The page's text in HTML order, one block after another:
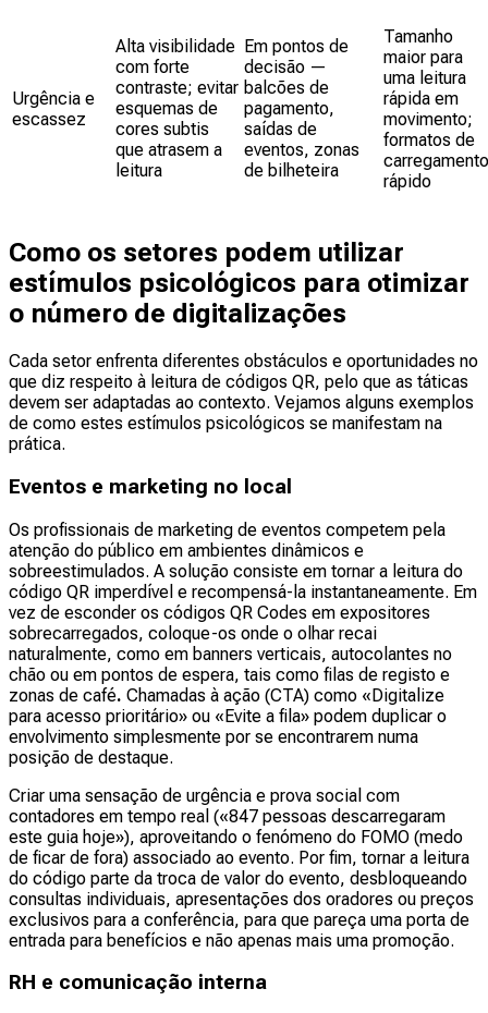
Urgência e
escassez
Alta visibilidade
com forte
contraste; evitar
esquemas de
cores subtis
que atrasem a
leitura
Em pontos de
decisão —
balcões de
pagamento,
saídas de
eventos, zonas
de bilheteira
Tamanho
maior para
uma leitura
rápida em
movimento;
formatos de
carregamento
rápido
Como os setores podem utilizar
estímulos psicológicos para otimizar
o número de digitalizações
Cada setor enfrenta diferentes obstáculos e oportunidades no
que diz respeito à leitura de códigos QR, pelo que as táticas
devem ser adaptadas ao contexto. Vejamos alguns exemplos
de como estes estímulos psicológicos se manifestam na
prática.
Eventos e marketing no local
Os profissionais de marketing de eventos competem pela
atenção do público em ambientes dinâmicos e
sobreestimulados. A solução consiste em tornar a leitura do
código QR imperdível e recompensá-la instantaneamente. Em
vez de esconder os códigos QR Codes em expositores
sobrecarregados, coloque-os onde o olhar recai
naturalmente, como em banners verticais, autocolantes no
chão ou em pontos de espera, tais como filas de registo e
zonas de café. Chamadas à ação (CTA) como «Digitalize
para acesso prioritário» ou «Evite a fila» podem duplicar o
envolvimento simplesmente por se encontrarem numa
posição de destaque.
Criar uma sensação de urgência e prova social com
contadores em tempo real («847 pessoas descarregaram
este guia hoje»), aproveitando o fenómeno do FOMO (medo
de ficar de fora) associado ao evento. Por fim, tornar a leitura
do código parte da troca de valor do evento, desbloqueando
consultas individuais, apresentações dos oradores ou preços
exclusivos para a conferência, para que pareça uma porta de
entrada para benefícios e não apenas mais uma promoção.
RH e comunicação interna